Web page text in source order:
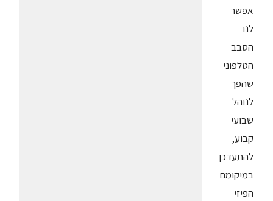
אפשר
לנו
הסבב
הטלפוני
שהפך
לנוהל
שבועי
קבוע,
להתעדכן
במיקומם
הפיזי